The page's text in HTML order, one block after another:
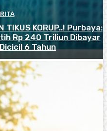
TIKUS KORUP..! Purbaya:
Rp 240 Triliun Dibayar
6 Tahun